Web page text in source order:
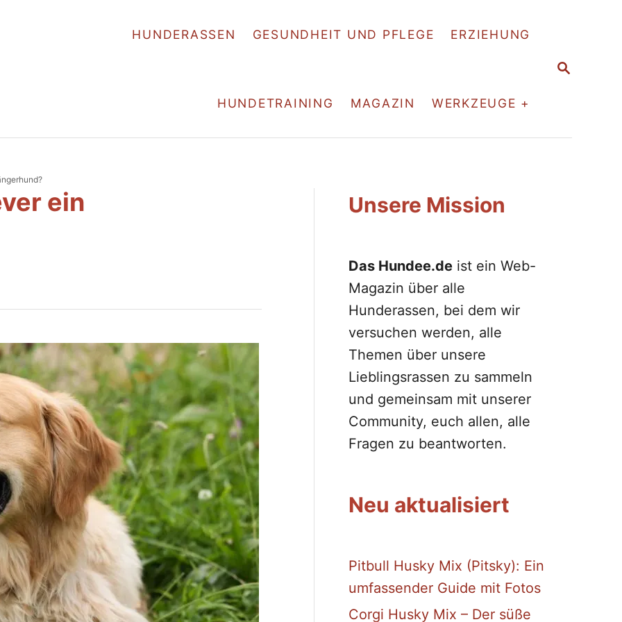
S
H
HUNDERASSEN GESUNDHEIT UND PFLEGE ERZIEHUNG
HUNDETRAINING MAGAZIN WERKZEUGE +
ein
Unsere Mission
Das Hundee.deist ein Web-
Magazin über alle
Hunderassen, bei dem wir
versuchen werden, alle
Themen über unsere
Lieblingsrassen zu sammeln
und gemeinsam mit unserer
Community, euch allen, alle
Fragen zu beantworten.
Neu aktualisiert
Pitbull Husky Mix (Pitsky): Ein
umfassender Guide mit Fotos
Corgi Husky Mix – Der süße